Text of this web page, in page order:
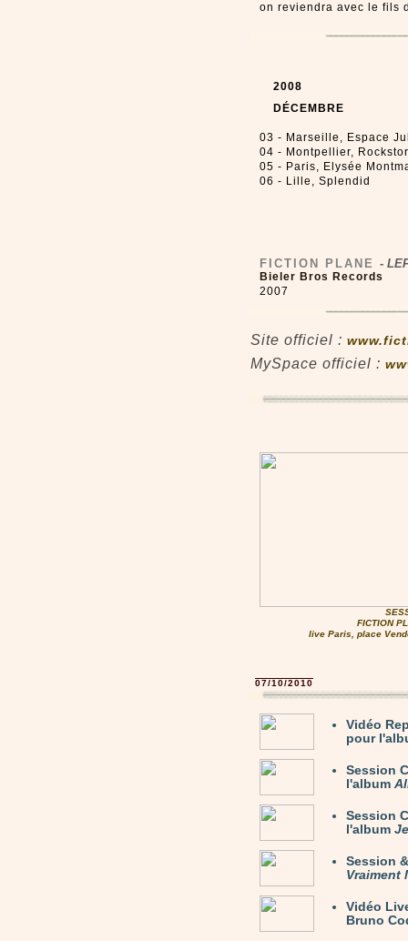
on reviendra avec le fils
2008
DÉCEMBRE
03 - Marseille, Espace
04 - Montpellier,
05 - Paris, Elysée
06 - Lille, Splendid
FICTION PLANE -
Bieler Bros Records
2007
Site officiel :
MySpace officiel :
FICTION
live Paris, place
07/10/2010
Vidéo
pour
Session
l'album
Session
l'album
Session
Vraiment
Vidéo
Bruno